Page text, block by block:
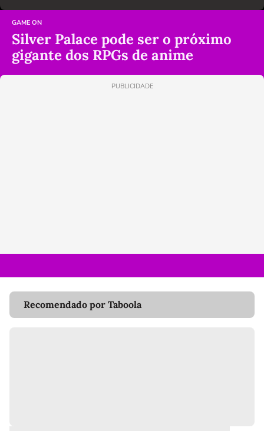
GAME ON
Silver Palace pode ser o próximo
gigante dos RPGs de anime
PUBLICIDADE
Recomendado por Taboola